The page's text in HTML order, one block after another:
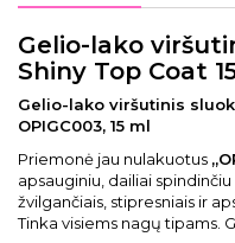
Gelio-lako
Shiny Top Coat
Gelio-lako viršutinis
OPIGC003, 15 ml
Priemonė jau nulakuotus
apsauginiu, dailiai
žvilgančiais, stipresniais ir
Tinka visiems nagų tipams.